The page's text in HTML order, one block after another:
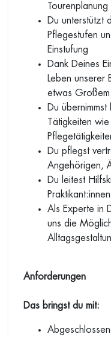
Tourenplanung
Du unterstützt
Pflegestufen
Einstufung
Dank Deines
Leben unserer
etwas Großem
Du
Tätigkeiten
Du pflegst
Angehörigen,
Du leitest
Als Experte in
uns die
Anforderungen
Das bringst du mit: